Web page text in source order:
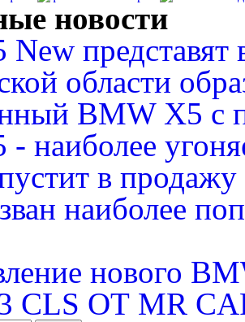
новости
представят
области
BMW X5 c
наиболее
в продажу
наиболее
нового
CLS ОТ MR